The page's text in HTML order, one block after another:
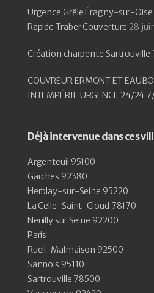
Urgence Grêle Éragny-sur-
Rapide Traber Couverture 28
Création charpente Sartrouville
COUVREUR ERMONT ET
INTEMPÉRIE URGENCE 24/24
Déjà intervenue dans ces
Argenteuil 95100
Garches 92380
Herblay-sur-Seine 95220
La Celle-Saint-Cloud 78170
Neuilly sur Seine 92200
Paris
Rueil-Malmaison 92500
Sannois 95110
Sartrouville 78500